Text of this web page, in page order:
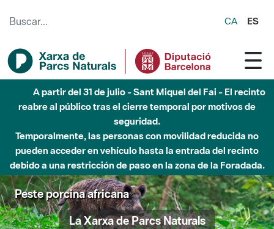
CA ES
A partir del 31 de julio - Sant Miquel del Fai - El recinto
reabre al público tras el cierre temporal por motivos de
seguridad.
Temporalmente, las personas con movilidad reducida no
pueden acceder en vehículo hasta la entrada del recinto
debido a una restricción de paso en la zona de la Foradada.
Peste porcina africana
La Xarxa de Parcs Naturals